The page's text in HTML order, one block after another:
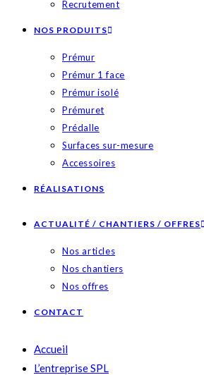
Recrutement
NOS PRODUITS
Prémur
Prémur 1 face
Prémur isolé
Prémuret
Prédalle
Surfaces sur-mesure
Accessoires
RÉALISATIONS
ACTUALITÉ / CHANTIERS / OFFRES
Nos articles
Nos chantiers
Nos offres
CONTACT
Accueil
L’entreprise SPL